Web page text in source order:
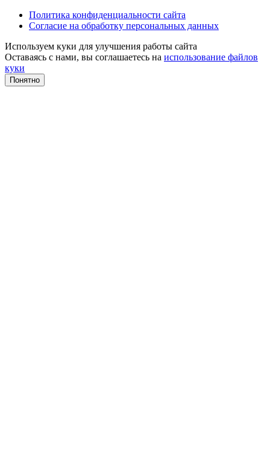
Политика конфиденциальности сайта
Согласие на обработку персональных данных
Используем куки для улучшения работы сайта
Оставаясь с нами, вы соглашаетесь на использование файлов
куки
Понятно